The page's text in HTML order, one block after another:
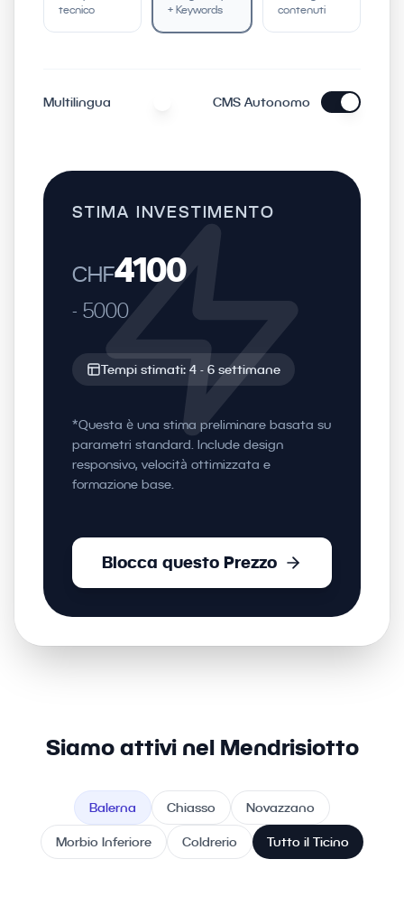
tecnico
+ Keywords
contenuti
Multilingua CMS Autonomo
STIMA INVESTIMENTO
CHF4100
- 5000
Tempi stimati: 4 - 6 settimane
*Questa è una stima preliminare basata su
parametri standard. Include design
responsivo, velocità ottimizzata e
formazione base.
Blocca questo Prezzo
Siamo attivi nel Mendrisiotto
Balerna Chiasso Novazzano
Morbio Inferiore Coldrerio Tutto il Ticino